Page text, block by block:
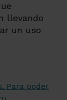
llevando
un uso